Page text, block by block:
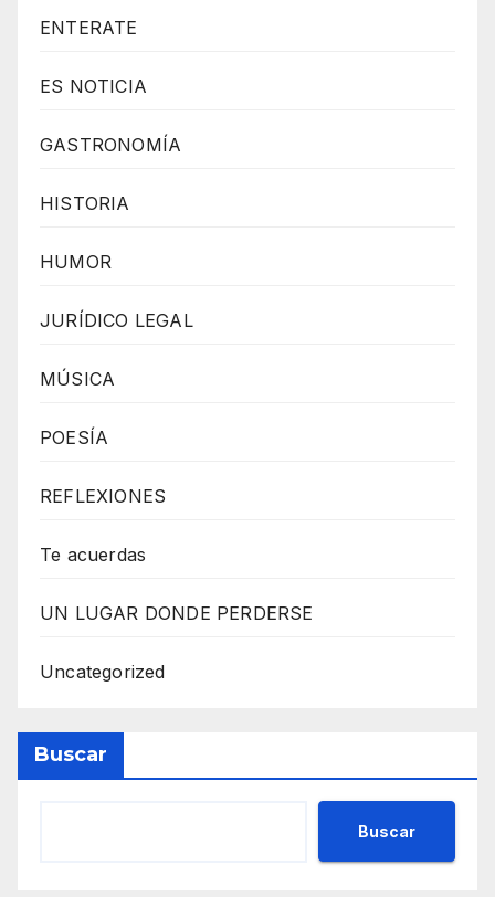
ENTERATE
ES NOTICIA
GASTRONOMÍA
HISTORIA
HUMOR
JURÍDICO LEGAL
MÚSICA
POESÍA
REFLEXIONES
Te acuerdas
UN LUGAR DONDE PERDERSE
Uncategorized
Buscar
Buscar